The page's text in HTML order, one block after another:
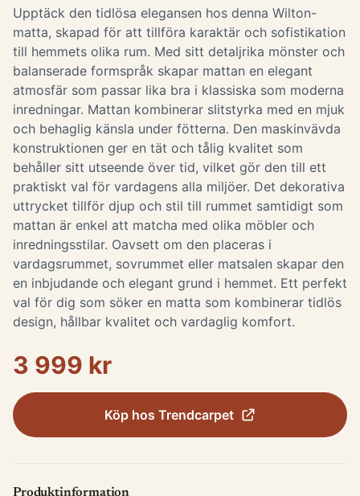
Upptäck den tidlösa elegansen hos denna Wilton-
matta, skapad för att tillföra karaktär och sofistikation
till hemmets olika rum. Med sitt detaljrika mönster och
balanserade formspråk skapar mattan en elegant
atmosfär som passar lika bra i klassiska som moderna
inredningar. Mattan kombinerar slitstyrka med en mjuk
och behaglig känsla under fötterna. Den maskinvävda
konstruktionen ger en tät och tålig kvalitet som
behåller sitt utseende över tid, vilket gör den till ett
praktiskt val för vardagens alla miljöer. Det dekorativa
uttrycket tillför djup och stil till rummet samtidigt som
mattan är enkel att matcha med olika möbler och
inredningsstilar. Oavsett om den placeras i
vardagsrummet, sovrummet eller matsalen skapar den
en inbjudande och elegant grund i hemmet. Ett perfekt
val för dig som söker en matta som kombinerar tidlös
design, hållbar kvalitet och vardaglig komfort.
3 999 kr
Köp hos Trendcarpet
Produktinformation